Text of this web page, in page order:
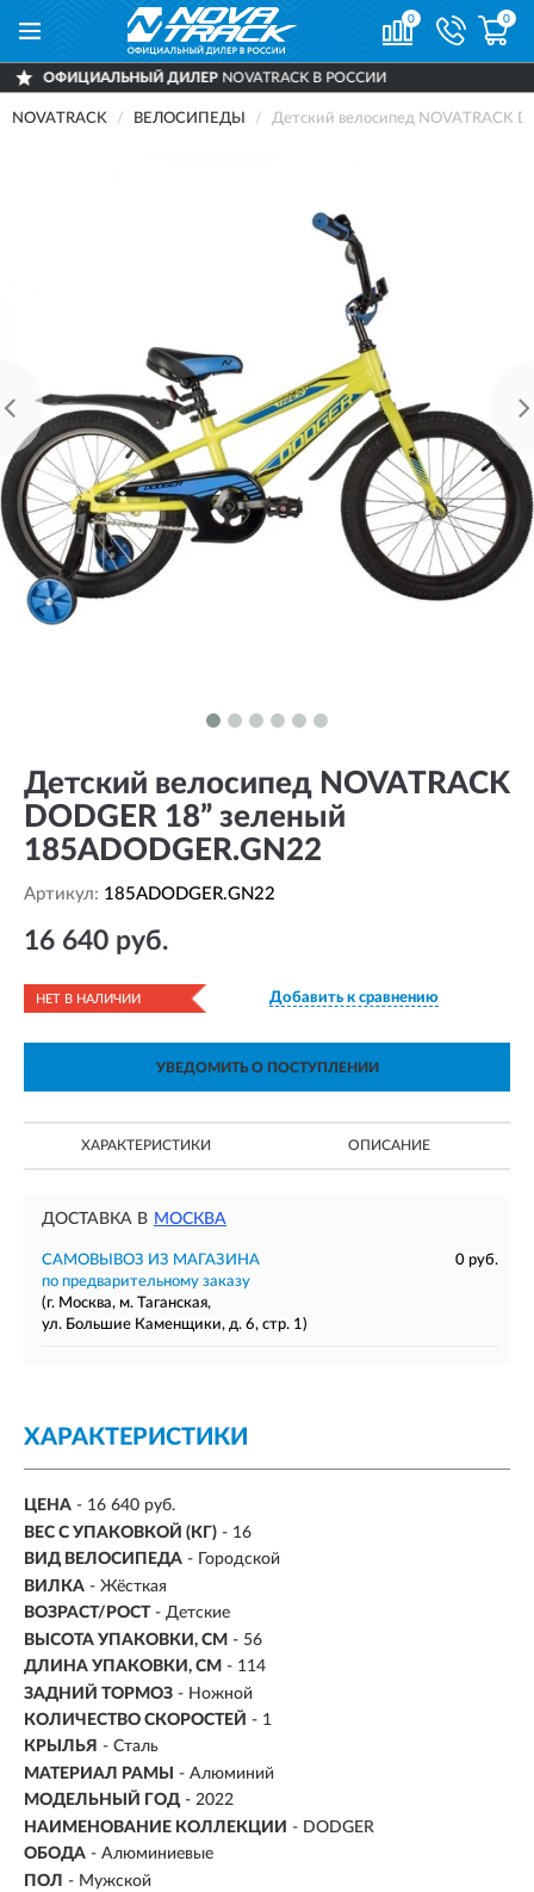
0 0
ДИЛЕРNOVATRACK В РОССИИ
NOVATRACK ВЕЛОСИПЕДЫ Детский велосипед NOVATRACK
Детский велосипед NOVATRACK
DODGER 18” зеленый
185ADODGER.GN22
Артикул: 185ADODGER.GN22
16 640 руб.
НЕТ В НАЛИЧИИ Добавить к сравнению
УВЕДОМИТЬ О ПОСТУПЛЕНИИ
ХАРАКТЕРИСТИКИ ОПИСАНИЕ
ДОСТАВКА В МОСКВА
САМОВЫВОЗ ИЗ МАГАЗИНА
0 руб.
по предварительному заказу
(г. Москва, м. Таганская,
ул. Большие Каменщики, д. 6, стр. 1)
ХАРАКТЕРИСТИКИ
ЦЕНА - 16 640 руб.
ВЕС С УПАКОВКОЙ (КГ) - 16
ВИД ВЕЛОСИПЕДА - Городской
ВИЛКА - Жёсткая
ВОЗРАСТ/РОСТ - Детские
ВЫСОТА УПАКОВКИ, СМ - 56
ДЛИНА УПАКОВКИ, СМ - 114
ЗАДНИЙ ТОРМОЗ - Ножной
КОЛИЧЕСТВО СКОРОСТЕЙ - 1
КРЫЛЬЯ - Сталь
МАТЕРИАЛ РАМЫ
- Алюминий
МОДЕЛЬНЫЙ ГОД - 2022
НАИМЕНОВАНИЕ КОЛЛЕКЦИИ - DODGER
ОБОДА - Алюминиевые
ПОЛ - Мужской